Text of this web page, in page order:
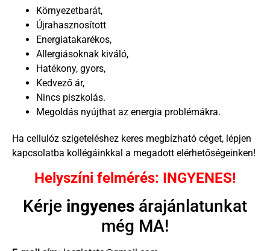
Környezetbarát,
Újrahasznosított
Energiatakarékos,
Allergiásoknak kiváló,
Hatékony, gyors,
Kedvező ár,
Nincs piszkolás.
Megoldás nyújthat az energia problémákra.
Ha cellulóz szigeteléshez keres megbízható céget, lépjen
kapcsolatba kollégáinkkal a megadott elérhetőségeinken!
Helyszíni felmérés: INGYENES!
Kérje ingyenes árajánlatunkat
még MA!